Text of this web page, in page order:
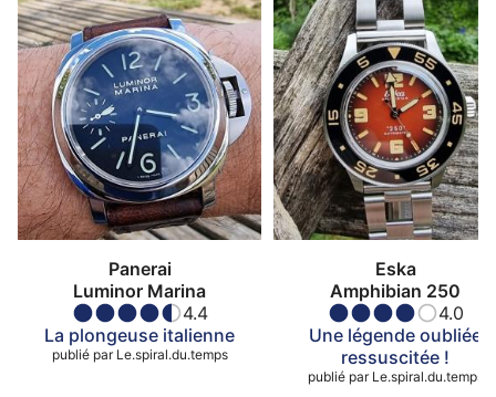
Panerai
Luminor Marina
4.4
La plongeuse italienne
publié par Le.spiral.du.temps
Eska
Amphibian 250
4.0
Une légende oubliée
ressuscitée !
publié par Le.spiral.du.temps